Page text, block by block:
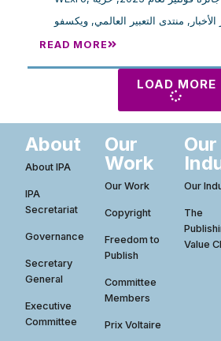
, منتدى التعبير العالمي, ويكسفو
READ MORE
LOAD MORE
About
About IPA
IPA
Secretariat
Governance
Secretary
General
Executive
Committee
Our
Work
Our Work
Copyright
Freedom to
Publish
Committee
Members
Prix Voltaire
Our
Our
The
Value